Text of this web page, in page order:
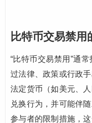
比特币交易禁用
“比特币交易禁用”通
过法律、政策或行政
法定货币（如美元、
兑换行为，并可能伴
参与者的限制措施，